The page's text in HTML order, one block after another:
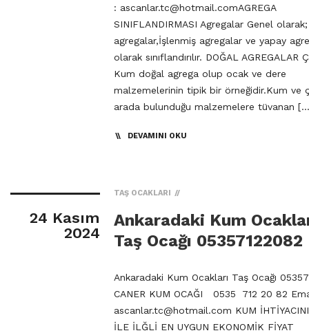
: ascanlar.tc@hotmail.comAGREGA
SINIFLANDIRMASI Agregalar Genel
agregalar,İşlenmiş agregalar ve yapay
olarak sınıflandırılır. DOĞAL AGREGALAR
Kum doğal agrega olup ocak ve dere
malzemelerinin tipik bir örneğidir.Kum ve
arada bulunduğu malzemelere tüvanan
DEVAMINI OKU
24 Kasım
2024
TAŞ OCAKLARI
Ankaradaki Kum
Taş Ocağı 05357122082
Ankaradaki Kum Ocakları Taş Ocağı
CANER KUM OCAĞI 0535 712 20 82
ascanlar.tc@hotmail.com KUM
İLE İLĞLİ EN UYGUN EKONOMİK FİYAT